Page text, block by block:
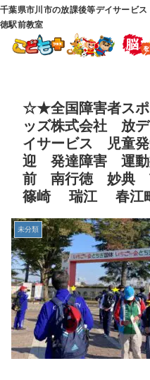
千葉県市川市の放課後等デイサービ
徳駅前教室
☆★全国障害者ス
ッズ株式会社 放
イサービス 児童
迎 発達障害 運
前 南行徳 妙典
篠崎 瑞江 春
未分類